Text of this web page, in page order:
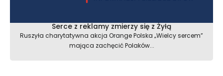
Serce z reklamy zmierzy się z Żyłą
Ruszyła charytatywna akcja Orange Polska „Wielcy sercem”
mająca zachęcić Polaków...